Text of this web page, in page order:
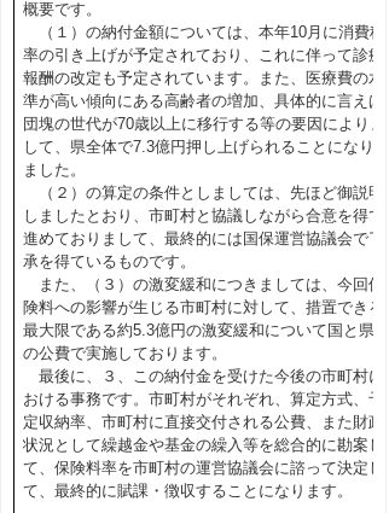
概要です。
（１）の納付金額については、本年10月に消費税
率の引き上げが予定されており、これに伴って診療
報酬の改定も予定されています。また、医療費の水
準が高い傾向にある高齢者の増加、具体的に言えば
団塊の世代が70歳以上に移行する等の要因によりま
して、県全体で7.3億円押し上げられることになり
ました。
（２）の算定の条件としましては、先ほど御説明
しましたとおり、市町村と協議しながら合意を得て
進めておりまして、最終的には国保運営協議会で了
承を得ているものです。
また、（３）の激変緩和につきましては、今回保
険料への影響が生じる市町村に対して、措置できる
最大限である約5.3億円の激変緩和について国と県
の公費で実施しております。
最後に、３、この納付金を受けた今後の市町村に
おける事務です。市町村がそれぞれ、算定方式、予
定収納率、市町村に直接交付される公費、また財政
状況として繰越金や基金の繰入等を総合的に勘案し
て、保険料率を市町村の運営協議会に諮って決定し
て、最終的に賦課・徴収することになります。